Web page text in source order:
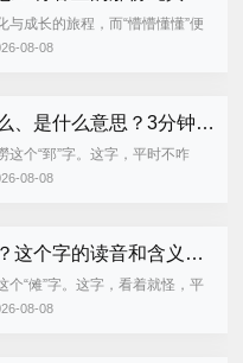
与成长的旅程，而“懵懵懂懂”便
缺的一部分。这个词形象地描绘
08-08
郅的读音是什么、是什么意思？3分钟快速科普！
这个“郅”字。这字，平时不咋
认识。不过，别急，我今儿就给
08-08
傩到底怎么读？这个字的读音和含义是什么？
个“傩”字。这字，看着就怪，平
底是个啥音，又是个啥意思呢？
08-08